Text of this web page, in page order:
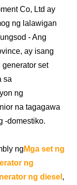
Co, Ltd ay
ng lalawigan
- Ang
ay isang
set
sa
ng
na tagagawa
-domestiko.
ng Mga set ng
ng
ng diesel ,